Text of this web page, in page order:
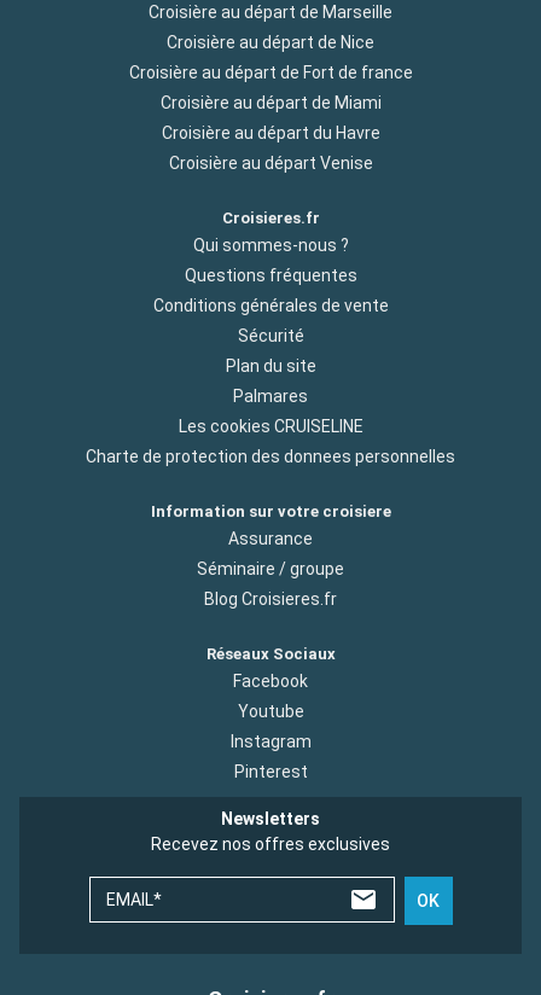
Croisière au départ de Marseille
Croisière au départ de Nice
Croisière au départ de Fort de france
Croisière au départ de Miami
Croisière au départ du Havre
Croisière au départ Venise
Croisieres.fr
Qui sommes-nous ?
Questions fréquentes
Conditions générales de vente
Sécurité
Plan du site
Palmares
Les cookies CRUISELINE
Charte de protection des donnees personnelles
Information sur votre croisiere
Assurance
Séminaire / groupe
Blog Croisieres.fr
Réseaux Sociaux
Facebook
Youtube
Instagram
Pinterest
Newsletters
Recevez nos offres exclusives
EMAIL* OK